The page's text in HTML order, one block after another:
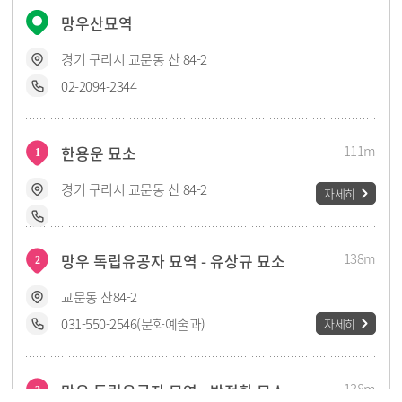
망우산묘역
경기 구리시 교문동 산 84-2
02-2094-2344
1 한용운 묘소 111m
경기 구리시 교문동 산 84-2 자세히
2 망우 독립유공자 묘역 - 유상규 묘소 138m
교문동 산84-2
031-550-2546(문화예술과)
자세히
3 망우 독립유공자 묘역 - 방정환 묘소 138m